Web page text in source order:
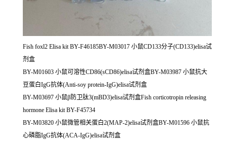
Fish foxl2 Elisa kit BY-F46185BY-M03017 小鼠CD133分子(CD133)elisa试
剂盒
BY-M01603 小鼠可溶性CD86(sCD86)elisa试剂盒BY-M03987 小鼠抗大
豆蛋白IgG抗体(Anti-soy protein-IgG)elisa试剂盒
BY-M03697 小鼠β防卫肽3(mBD3)elisa试剂盒Fish corticotropin releasing
hormone Elisa kit BY-F45734
BY-M03820 小鼠微管相关蛋白2(MAP-2)elisa试剂盒BY-M01596 小鼠抗
心磷脂IgG抗体(ACA-IgG)elisa试剂盒